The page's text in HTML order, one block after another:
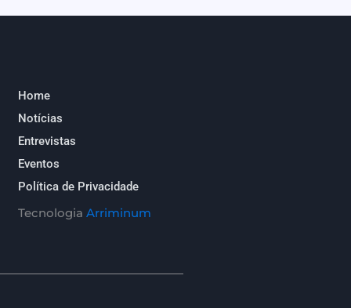
Home
Notícias
Entrevistas
Eventos
Política de Privacidade
TecnologiaArriminum